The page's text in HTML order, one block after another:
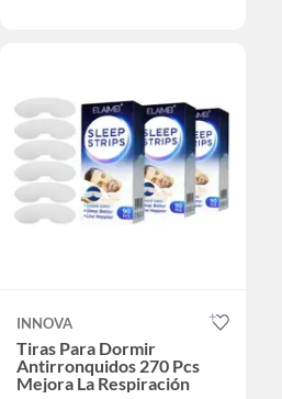
INNOVA
Tiras Para Dormir
Antirronquidos 270 Pcs
Mejora La Respiración